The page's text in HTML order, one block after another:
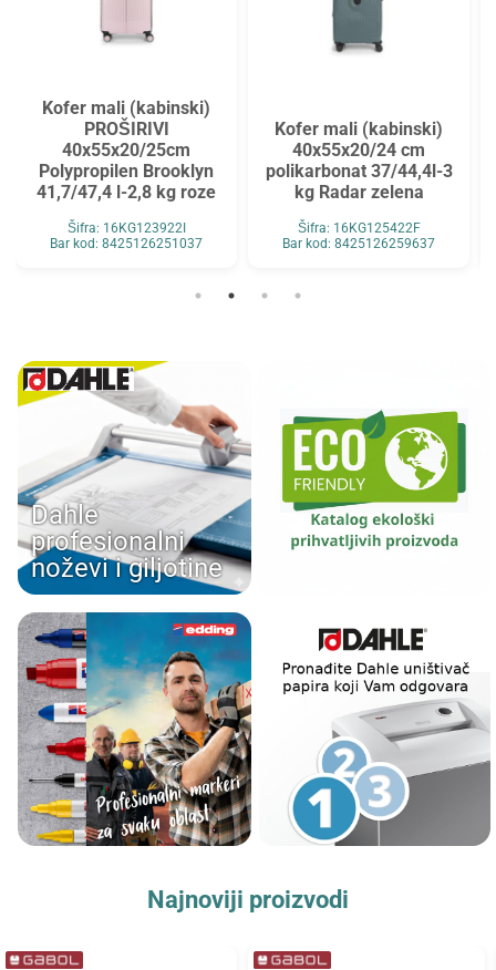
mali (kabinski)
PROŠIRIVI
40x55x20/25cm
Brooklyn
47,4 l-2,8 kg roze
Šifra: 16KG123922I
Bar kod: 8425126251037
Kofer mali (kabinski)
40x55x20/24 cm
polikarbonat 37/44,4l-3
kg Radar zelena
Šifra: 16KG125422F
Bar kod: 8425126259637
Dahle
profesionalni
noževi i giljotine
Najnoviji proizvodi